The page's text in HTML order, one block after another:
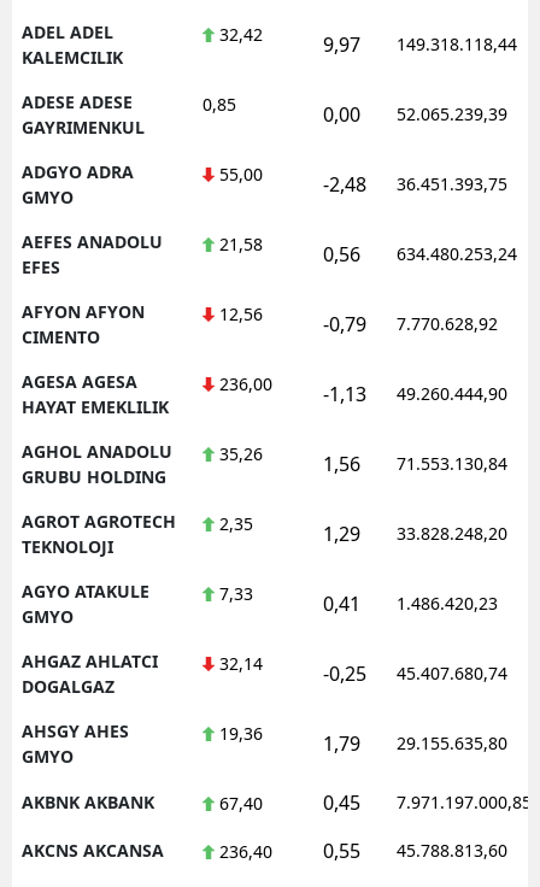
ADEL ADEL
KALEMCILIK
32,42 9,97 149.318.118,44
ADESE ADESE
GAYRIMENKUL
0,85 0,00 52.065.239,39
ADGYO ADRA
GMYO
55,00 -2,48 36.451.393,75
AEFES ANADOLU
EFES
21,58 0,56 634.480.253,24
AFYON AFYON
CIMENTO
12,56 -0,79 7.770.628,92
AGESA AGESA
HAYAT EMEKLILIK
236,00 -1,13 49.260.444,90
AGHOL ANADOLU
GRUBU HOLDING
35,26 1,56 71.553.130,84
AGROT AGROTECH
TEKNOLOJI
2,35 1,29 33.828.248,20
AGYO ATAKULE
GMYO
7,33 0,41 1.486.420,23
AHGAZ AHLATCI
DOGALGAZ
32,14 -0,25 45.407.680,74
AHSGY AHES
GMYO
19,36 1,79 29.155.635,80
AKBNK AKBANK 67,40 0,45 7.971.197.000,85
AKCNS AKCANSA 236,40 0,55 45.788.813,60